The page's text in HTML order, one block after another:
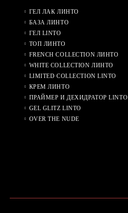
ГЕЛ ЛАК ЛИНТО
БАЗА ЛИНТО
ГЕЛ LINTO
ТОП ЛИНТО
FRENCH COLLECTION ЛИНТО
WHITE COLLECTION ЛИНТО
LIMITED COLLECTION LINTO
КРЕМ ЛИНТО
ПРАЙМЕР И ДЕХИДРАТОР LINTO
GEL GLITZ LINTO
OVER THE NUDE